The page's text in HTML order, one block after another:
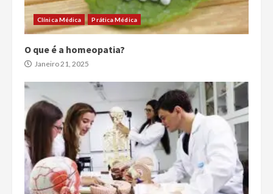
Clínica Médica Prática Médica
O que é a homeopatia?
Janeiro 21, 2025